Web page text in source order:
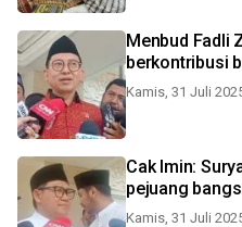
Menbud Fadli
berkontribusi
Kamis, 31 Juli
Cak Imin:
pejuang
Kamis, 31 Juli